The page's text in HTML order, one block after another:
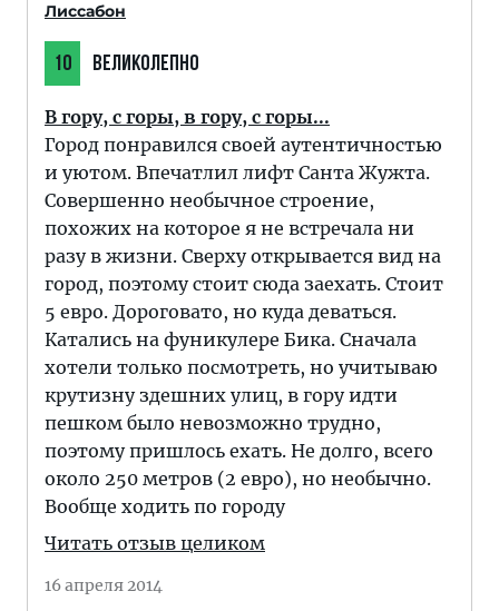
Лиссабон
10 ВЕЛИКОЛЕПНО
В гору, с горы, в гору, с горы...
Город понравился своей аутентичностью
и уютом. Впечатлил лифт Санта Жужта.
Совершенно необычное строение,
похожих на которое я не встречала ни
разу в жизни. Сверху открывается вид на
город, поэтому стоит сюда заехать. Стоит
5 евро. Дороговато, но куда деваться.
Катались на фуникулере Бика. Сначала
хотели только посмотреть, но учитываю
крутизну здешних улиц, в гору идти
пешком было невозможно трудно,
поэтому пришлось ехать. Не долго, всего
около 250 метров (2 евро), но необычно.
Вообще ходить по городу
Читать отзыв целиком
16 апреля 2014